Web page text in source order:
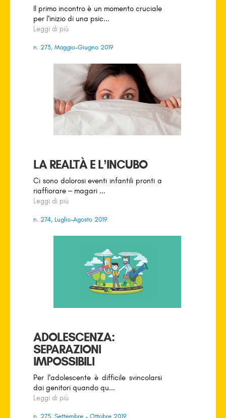
Il primo incontro è un momento cruciale
per l’inizio di una psic...
Leggi di più
n. 273, Maggio-Giugno 2019
LA REALTÀ E L’INCUBO
Ci sono dolorosi eventi infantili pronti a
riaffiorare – magari ...
Leggi di più
n. 274, Luglio-Agosto 2019
ADOLESCENZA:
SEPARAZIONI
IMPOSSIBILI
Per l’adolescente è difficile svincolarsi
dai genitori quando qu...
Leggi di più
n. 275, Settembre - Ottobre 2019